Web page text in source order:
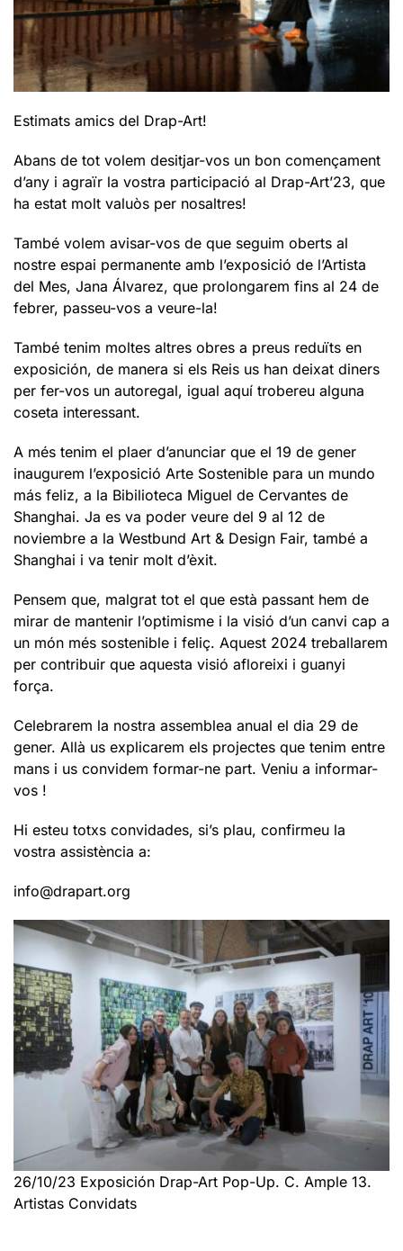
Estimats amics del Drap-Art!
Abans de tot volem desitjar-vos un bon començament
d’any i agraïr la vostra participació al Drap-Art’23, que
ha estat molt valuòs per nosaltres!
També volem avisar-vos de que seguim oberts al
nostre espai permanente amb l’exposició de l’Artista
del Mes, Jana Álvarez, que prolongarem fins al 24 de
febrer, passeu-vos a veure-la!
També tenim moltes altres obres a preus reduïts en
exposición, de manera si els Reis us han deixat diners
per fer-vos un autoregal, igual aquí trobereu alguna
coseta interessant.
A més tenim el plaer d’anunciar que el 19 de gener
inaugurem l’exposició Arte Sostenible para un mundo
más feliz, a la Bibilioteca Miguel de Cervantes de
Shanghai. Ja es va poder veure del 9 al 12 de
noviembre a la Westbund Art & Design Fair, també a
Shanghai i va tenir molt d’èxit.
Pensem que, malgrat tot el que està passant hem de
mirar de mantenir l’optimisme i la visió d’un canvi cap a
un món més sostenible i feliç. Aquest 2024 treballarem
per contribuir que aquesta visió afloreixi i guanyi
força.
Celebrarem la nostra assemblea anual el dia 29 de
gener. Allà us explicarem els projectes que tenim entre
mans i us convidem formar-ne part. Veniu a informar-
vos !
Hi esteu totxs convidades, si’s plau, confirmeu la
vostra assistència a:
info@drapart.org
26/10/23 Exposición Drap-Art Pop-Up. C. Ample 13.
Artistas Convidats